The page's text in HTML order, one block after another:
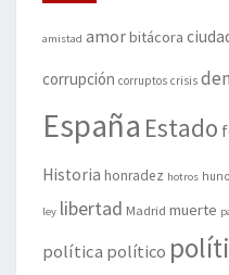
amistad amorbitácora
corrupción corruptos crisis
España Estado
Historia honradez hotros
ley libertad Madrid muerte
política político